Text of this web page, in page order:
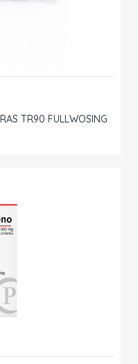
TR90 FULLWOSING